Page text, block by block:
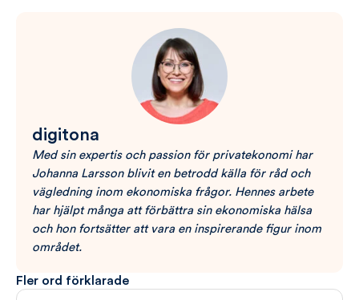
digitona
Med sin expertis och passion för privatekonomi har
Johanna Larsson blivit en betrodd källa för råd och
vägledning inom ekonomiska frågor. Hennes arbete
har hjälpt många att förbättra sin ekonomiska hälsa
och hon fortsätter att vara en inspirerande figur inom
området.
Fler ord förklarade